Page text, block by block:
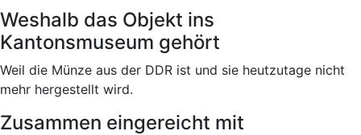
Weshalb das Objekt ins
Kantonsmuseum gehört
Weil die Münze aus der DDR ist und sie heutzutage nicht
mehr hergestellt wird.
Zusammen eingereicht mit